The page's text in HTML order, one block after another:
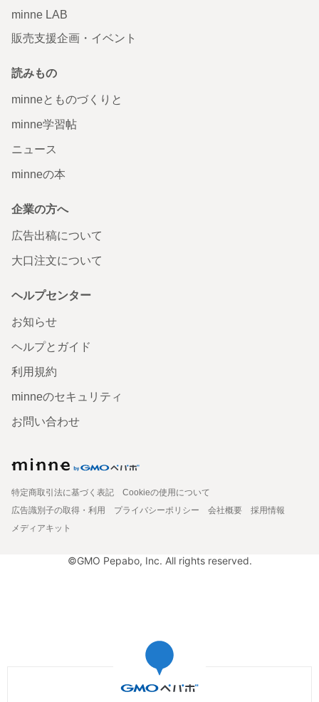
minne LAB
販売支援企画・イベント
読みもの
minneとものづくりと
minne学習帖
ニュース
minneの本
企業の方へ
広告出稿について
大口注文について
ヘルプセンター
お知らせ
ヘルプとガイド
利用規約
minneのセキュリティ
お問い合わせ
特定商取引法に基づく表記
Cookieの使用について
広告識別子の取得・利用
プライバシーポリシー 会社概要
採用情報
メディアキット
©GMO Pepabo, Inc. All rights reserved.